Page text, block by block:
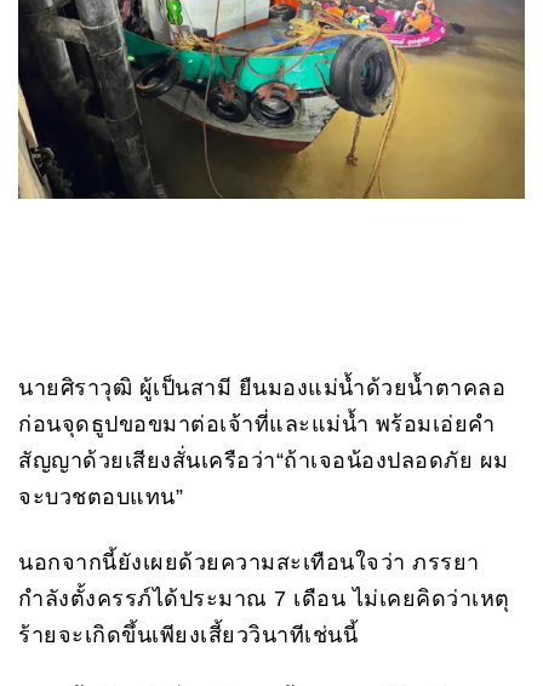
นายศิราวุฒิ ผู้เป็นสามี ยืนมองแม่น้ำด้วยน้ำตาคลอ
ก่อนจุดธูปขอขมาต่อเจ้าที่และแม่น้ำ พร้อมเอ่ยคำ
สัญญาด้วยเสียงสั่นเครือว่า“ถ้าเจอน้องปลอดภัย ผม
จะบวชตอบแทน”
นอกจากนี้ยังเผยด้วยความสะเทือนใจว่า ภรรยา
กำลังตั้งครรภ์ได้ประมาณ 7 เดือน ไม่เคยคิดว่าเหตุ
ร้ายจะเกิดขึ้นเพียงเสี้ยววินาทีเช่นนี้